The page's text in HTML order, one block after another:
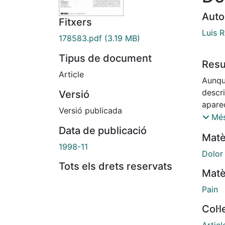
Fitxers
178583.pdf (3.19 MB)
Tipus de document
Article
Versió
Versió publicada
Data de publicació
1998-11
Tots els drets reservats
Luis
el
esas
Dolor
Pain